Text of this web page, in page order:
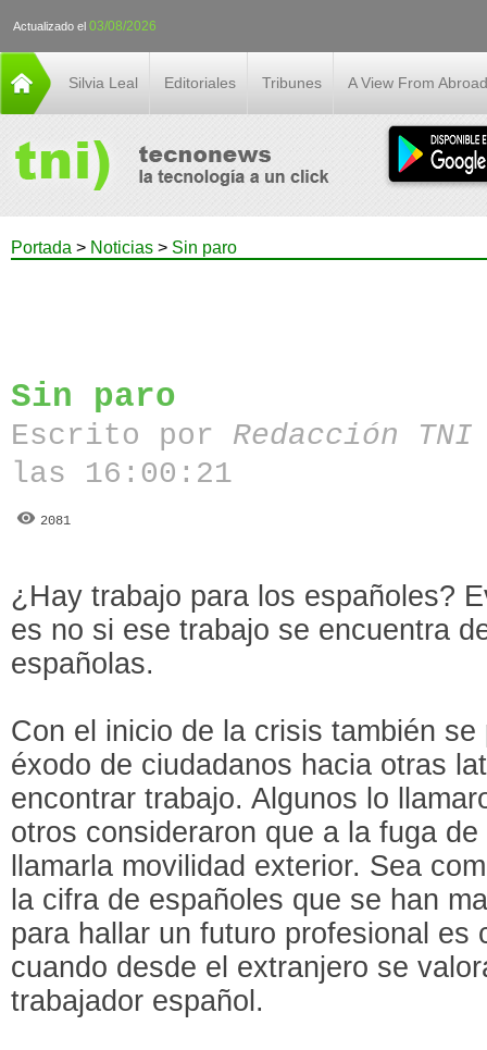
Actualizado el 03/08/2026
Silvia Leal Editoriales Tribunes A View From Abroad
Portada > Noticias > Sin paro
Sin paro
Escrito por Redacción
las 16:00:21
2081
¿Hay trabajo para los españoles?
es no si ese trabajo se encuentra
españolas.
Con el inicio de la crisis también
éxodo de ciudadanos hacia otras
encontrar trabajo. Algunos lo
otros consideraron que a la fuga
llamarla movilidad exterior. Sea
la cifra de españoles que se han
para hallar un futuro profesional es
cuando desde el extranjero se
trabajador español.